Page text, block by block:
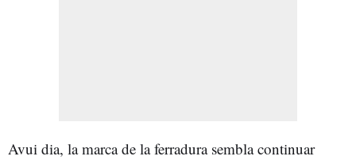
Avui dia, la marca de la ferradura sembla continuar